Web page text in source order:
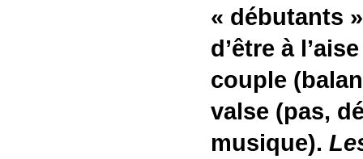
« débutants
d’être à
couple
valse (pas,
musique).